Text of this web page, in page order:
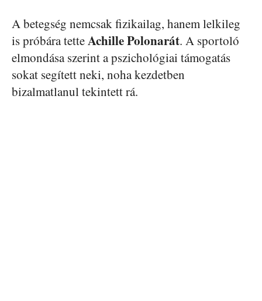
A betegség nemcsak fizikailag, hanem lelkileg
is próbára tetteAchille Polonarát. A sportoló
elmondása szerint a pszichológiai támogatás
sokat segített neki, noha kezdetben
bizalmatlanul tekintett rá.